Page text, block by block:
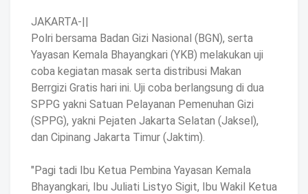
JAKARTA-||
Polri bersama Badan Gizi Nasional (BGN), serta
Yayasan Kemala Bhayangkari (YKB) melakukan uji
coba kegiatan masak serta distribusi Makan
Berrgizi Gratis hari ini. Uji coba berlangsung di dua
SPPG yakni Satuan Pelayanan Pemenuhan Gizi
(SPPG), yakni Pejaten Jakarta Selatan (Jaksel),
dan Cipinang Jakarta Timur (Jaktim).
"Pagi tadi Ibu Ketua Pembina Yayasan Kemala
Bhayangkari, Ibu Juliati Listyo Sigit, Ibu Wakil Ketua